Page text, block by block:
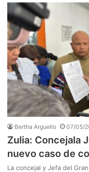
Bertha Arguello 07/05/
Zulia: Concejala
nuevo caso de
La concejal y Jefa del